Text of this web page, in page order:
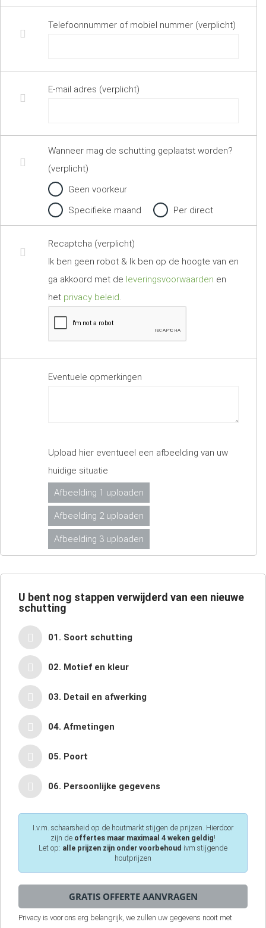
Telefoonnummer of mobiel nummer (verplicht)
E-mail adres (verplicht)
Wanneer mag de schutting geplaatst worden?
(verplicht)
Geen voorkeur
Specifieke maand
Per direct
Recaptcha (verplicht)
Ik ben geen robot & Ik ben op de hoogte van en
ga akkoord met de leveringsvoorwaarden en
het privacy beleid.
Eventuele opmerkingen
Upload hier eventueel een afbeelding van uw
huidige situatie
Afbeelding 1 uploaden
Afbeelding 2 uploaden
Afbeelding 3 uploaden
U bent nog stappen verwijderd van een nieuwe
schutting
01. Soort schutting
02. Motief en kleur
03. Detail en afwerking
04. Afmetingen
05. Poort
06. Persoonlijke gegevens
I.v.m. schaarsheid op de houtmarkt stijgen de prijzen. Hierdoor
zijn de offertes maar maximaal 4 weken geldig!
Let op: alle prijzen zijn onder voorbehoud ivm stijgende
houtprijzen
Privacy is voor ons erg belangrijk, we zullen uw gegevens nooit met